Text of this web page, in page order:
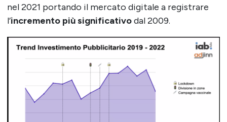
nel 2021 portando il mercato digitale a registrare
l’incremento più significativodal 2009.